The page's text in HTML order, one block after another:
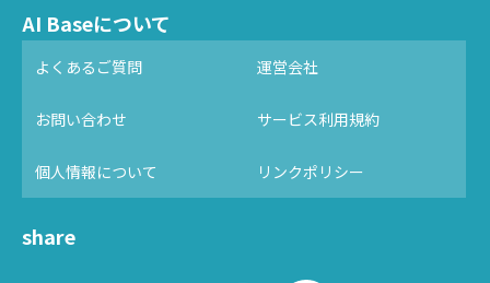
AI Baseについて
よくあるご質問 運営会社
お問い合わせ サービス利用規約
個人情報について リンクポリシー
share